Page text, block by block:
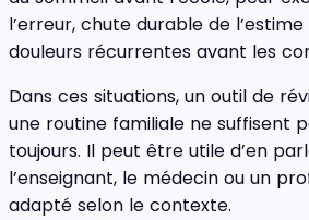
l’erreur, chute durable de l’estime
douleurs récurrentes avant les
Dans ces situations, un outil de
une routine familiale ne suffisent
toujours. Il peut être utile d’en
l’enseignant, le médecin ou un
adapté selon le contexte.